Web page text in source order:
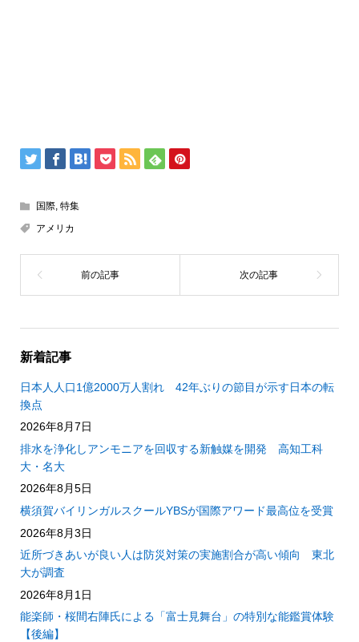
国際, 特集
アメリカ
新着記事
日本人人口1億2000万人割れ 42年ぶりの節目が示す日本の転
換点
2026年8月7日
排水を浄化しアンモニアを回収する新触媒を開発 高知工科
大・名大
2026年8月5日
横須賀バイリンガルスクールYBSが国際アワード最高位を受賞
2026年8月3日
近所づきあいが良い人は防災対策の実施割合が高い傾向 東北
大が調査
2026年8月1日
能楽師・桜間右陣氏による「富士見舞台」の特別な能鑑賞体験
【後編】